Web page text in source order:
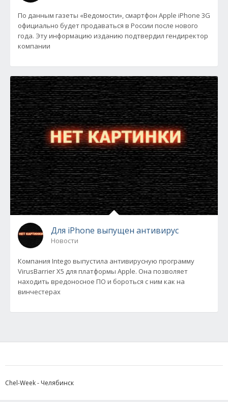
По данным газеты «Ведомости», смартфон Apple iPhone 3G
официально будет продаваться в России после нового
года. Эту информацию изданию подтвердил гендиректор
компании
Для iPhone выпущен антивирус
Новости
Компания Intego выпустила антивирусную программу
VirusBarrier X5 для платформы Apple. Она позволяет
находить вредоносное ПО и бороться с ним как на
винчестерах
Chel-Week - Челябинск